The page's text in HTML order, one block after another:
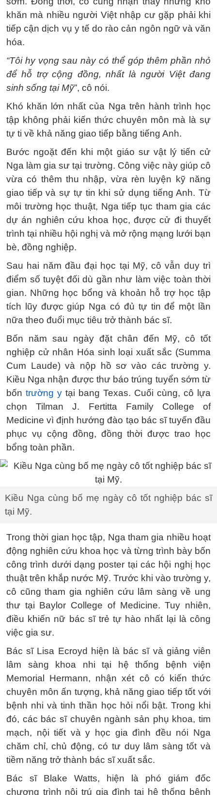
khăn mà nhiều người Việt nhập cư gặp phải khi
tiếp cận dịch vụ y tế do rào cản ngôn ngữ và văn
hóa.
“Tôi hy vọng sau này có thể góp thêm phần nhỏ
để hỗ trợ cộng đồng, nhất là người Việt đang
sinh sống tại Mỹ”, cô nói.
Khó khăn lớn nhất của Nga trên hành trình học
tập không phải kiến thức chuyên môn mà là sự
tự ti về khả năng giao tiếp bằng tiếng Anh.
Bước ngoặt đến khi một giáo sư vật lý tiến cử
Nga làm gia sư tại trường. Công việc này giúp cô
vừa có thêm thu nhập, vừa rèn luyện kỹ năng
giao tiếp và sự tự tin khi sử dụng tiếng Anh. Từ
môi trường học thuật, Nga tiếp tục tham gia các
dự án nghiên cứu khoa học, được cử đi thuyết
trình tại nhiều hội nghị và mở rộng mạng lưới bạn
bè, đồng nghiệp.
Sau hai năm đầu đại học tại Mỹ, cô vẫn duy trì
điểm số tuyệt đối dù gần như làm việc toàn thời
gian. Những học bổng và khoản hỗ trợ học tập
tích lũy được giúp Nga có đủ tự tin để một lần
nữa theo đuổi mục tiêu trở thành bác sĩ.
Bốn năm sau ngày đặt chân đến Mỹ, cô tốt
nghiệp cử nhân Hóa sinh loại xuất sắc (Summa
Cum Laude) và nộp hồ sơ vào các trường y.
Kiều Nga nhận được thư báo trúng tuyển sớm từ
bốn trường y tại bang Texas. Cuối cùng, cô lựa
chọn Tilman J. Fertitta Family College of
Medicine vì định hướng đào tạo bác sĩ tuyến đầu
phục vụ cộng đồng, đồng thời được trao học
bổng toàn phần.
Kiều Nga cùng bố mẹ ngày cô tốt nghiệp bác sĩ
tại Mỹ.
Trong thời gian học tập, Nga tham gia nhiều hoạt
động nghiên cứu khoa học và từng trình bày bốn
công trình dưới dạng poster tại các hội nghị học
thuật trên khắp nước Mỹ. Trước khi vào trường y,
cô cũng tham gia nghiên cứu lâm sàng về ung
thư tại Baylor College of Medicine. Tuy nhiên,
điều khiến nữ bác sĩ trẻ tự hào nhất lại là công
việc gia sư.
Bác sĩ Lisa Ecroyd hiện là bác sĩ và giảng viên
lâm sàng khoa nhi tại hệ thống bệnh viện
Memorial Hermann, nhận xét cô có kiến thức
chuyên môn ấn tượng, khả năng giao tiếp tốt với
bệnh nhi và tinh thần học hỏi nổi bật. Trong khi
đó, các bác sĩ chuyên ngành sản phụ khoa, tim
mạch, nội tiết và y học gia đình đều nói Nga
chăm chỉ, chủ động, có tư duy lâm sàng tốt và
tiềm năng trở thành bác sĩ xuất sắc.
Bác sĩ Blake Watts, hiện là phó giám đốc
chương trình nội trú gia đình tại hệ thống bệnh